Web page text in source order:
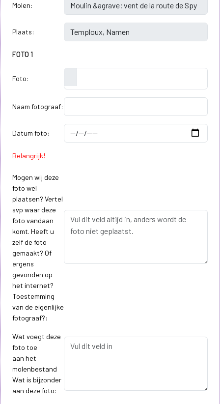
Molen:
Plaats:
FOTO 1
Foto:
Naam fotograaf:
Datum foto:
Belangrijk!
Mogen wij deze
foto wel
plaatsen? Vertel
svp waar deze
foto vandaan
komt. Heeft u
zelf de foto
gemaakt? Of
ergens
gevonden op
het internet?
Toestemming
van de eigenlijke
fotograaf?:
Wat voegt deze
foto toe
aan het
molenbestand
Wat is bijzonder
aan deze foto: